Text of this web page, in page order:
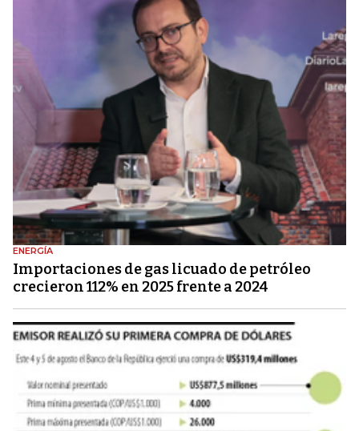
ENERGÍA
Importaciones de gas licuado de petróleo
crecieron 112% en 2025 frente a 2024